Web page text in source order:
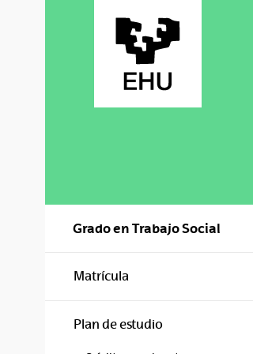
Grado en Trabajo Social
Matrícula
Plan de estudio